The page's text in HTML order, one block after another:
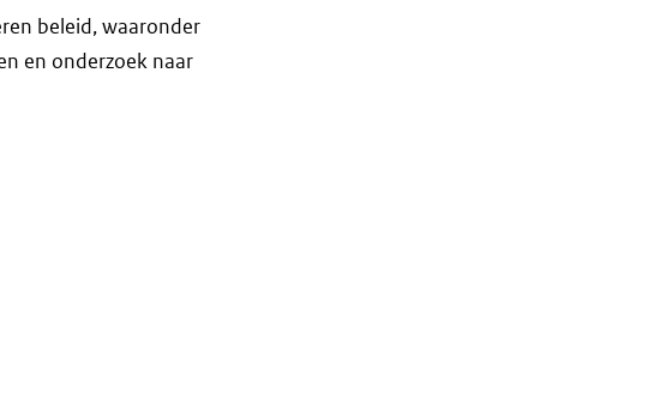
beleid, waaronder
en onderzoek naar